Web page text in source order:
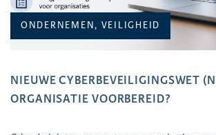
ONDERNEMEN, VEILIGHEID
NIEUWE CYBERBEVEILIGINGSWET
ORGANISATIE VOORBEREID?